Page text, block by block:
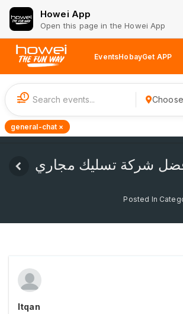
Howei App
Open this page in the Howei App
EventsHobayGet APP
1
general-chat ×
شركة تسليك مجاري
Posted In
Itqan